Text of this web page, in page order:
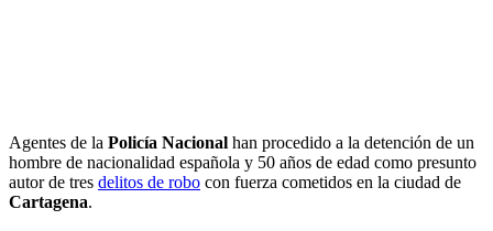
Agentes de la Policía Nacional han procedido a la detención de un
hombre de nacionalidad española y 50 años de edad como presunto
autor de tres delitos de robo con fuerza cometidos en la ciudad de
Cartagena.